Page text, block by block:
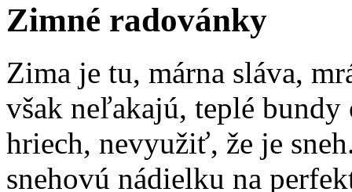
Zimné radovánky
Zima je tu, márna sláva,
však neľakajú, teplé
hriech, nevyužiť, že je
snehovú nádielku na